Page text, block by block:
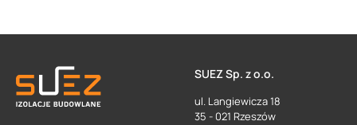
SUEZ Sp. z o.o.
ul. Langiewicza 18
35 - 021 Rzeszów